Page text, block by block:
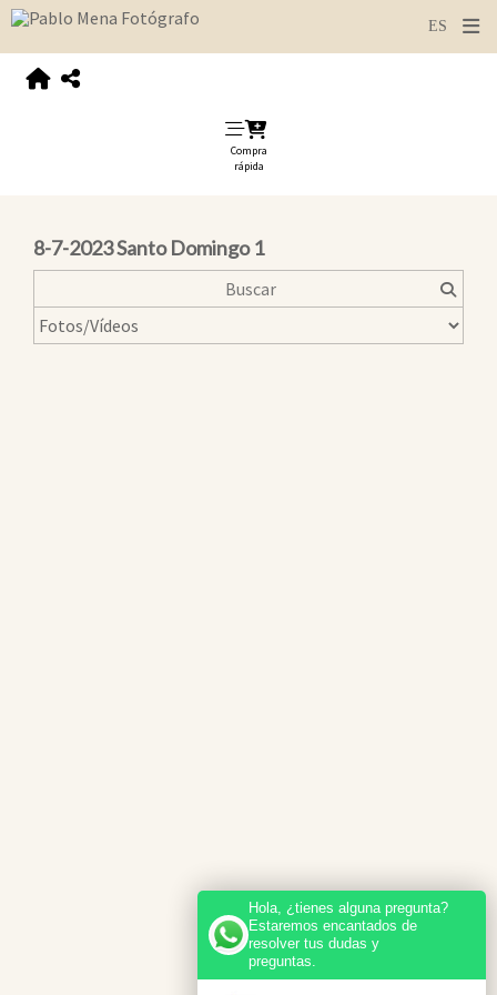
Compra
rápida
8-7-2023 Santo Domingo 1
Hola, ¿tienes alguna pregunta?
Estaremos encantados de
resolver tus dudas y
preguntas.